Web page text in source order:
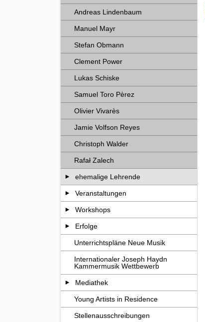
Andreas Lindenbaum
Manuel Mayr
Stefan Obmann
Clement Power
Lukas Schiske
Samuel Toro Pèrez
Olivier Vivarès
Jamie Volfson Reyes
Christoph Walder
Rafał Zalech
ehemalige Lehrende
Veranstaltungen
Workshops
Erfolge
Unterrichtspläne Neue Musik
Internationaler Joseph Haydn
Kammermusik Wettbewerb
Mediathek
Young Artists in Residence
Stellenausschreibungen